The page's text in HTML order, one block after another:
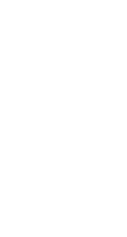
cyklogenezy i
centrum 984,6 hPa,
południową zalega
Analiza pola